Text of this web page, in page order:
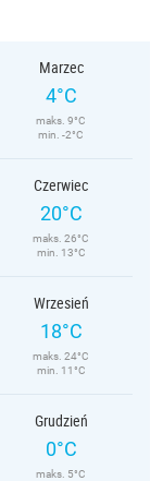
Marzec
4°C
maks. 9°C
min. -2°C
Czerwiec
20°C
maks. 26°C
min. 13°C
Wrzesień
18°C
maks. 24°C
min. 11°C
Grudzień
0°C
maks. 5°C